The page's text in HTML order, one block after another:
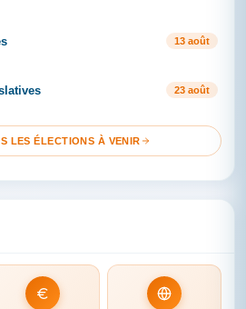
13 août
23 août
LES ÉLECTIONS À VENIR